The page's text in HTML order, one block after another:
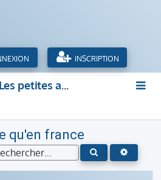
INSCRIPTION
Les petites annonces des hommes cocus, couple candaulisme, cocufieur et cocufieuse
qu'en france
RECHERCHER